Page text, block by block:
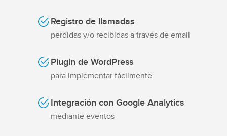
Registro de llamadas
perdidas y/o recibidas a través de email
Plugin de WordPress
para implementar fácilmente
Integración con Google Analytics
mediante eventos